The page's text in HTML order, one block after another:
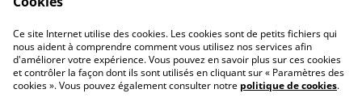
Politique de
confidentialité
Politique de cookies
Ce site Internet utilise des cookies. Les cookies sont de petits fichiers qui
nous aident à comprendre comment vous utilisez nos services afin
d'améliorer votre expérience. Vous pouvez en savoir plus sur ces cookies
et contrôler la façon dont ils sont utilisés en cliquant sur « Paramètres des
cookies ». Vous pouvez également consulter notre politique de cookies.